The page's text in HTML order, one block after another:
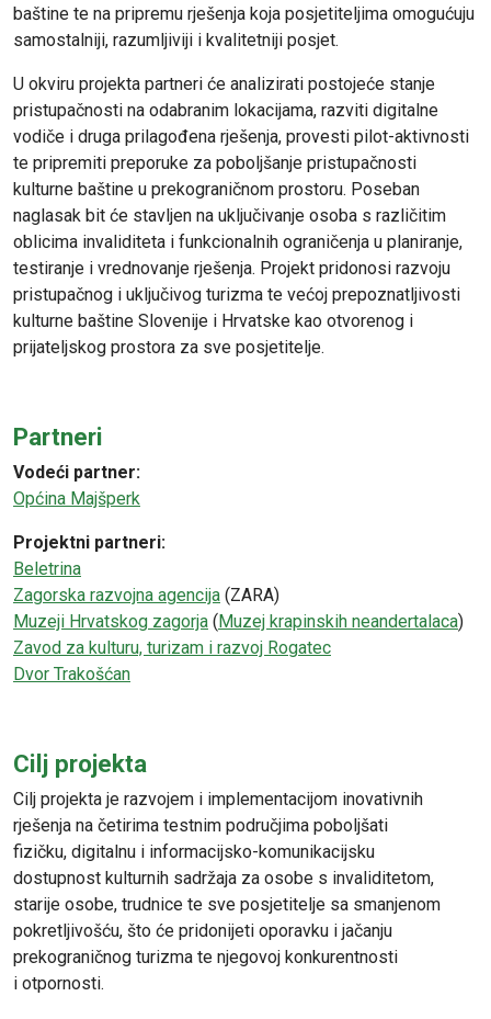
baštine te na pripremu rješenja koja posjetiteljima omogućuju
samostalniji, razumljiviji i kvalitetniji posjet.
U okviru projekta partneri će analizirati postojeće stanje
pristupačnosti na odabranim lokacijama, razviti digitalne
vodiče i druga prilagođena rješenja, provesti pilot-aktivnosti
te pripremiti preporuke za poboljšanje pristupačnosti
kulturne baštine u prekograničnom prostoru. Poseban
naglasak bit će stavljen na uključivanje osoba s različitim
oblicima invaliditeta i funkcionalnih ograničenja u planiranje,
testiranje i vrednovanje rješenja. Projekt pridonosi razvoju
pristupačnog i uključivog turizma te većoj prepoznatljivosti
kulturne baštine Slovenije i Hrvatske kao otvorenog i
prijateljskog prostora za sve posjetitelje.
Partneri
Vodeći partner:
Općina Majšperk
Projektni partneri:
Beletrina
Zagorska razvojna agencija (ZARA)
Muzeji Hrvatskog zagorja (Muzej krapinskih neandertalaca)
Zavod za kulturu, turizam i razvoj Rogatec
Dvor Trakošćan
Cilj projekta
Cilj projekta je razvojem i implementacijom inovativnih
rješenja na četirima testnim područjima poboljšati
fizičku, digitalnu i informacijsko-komunikacijsku
dostupnost kulturnih sadržaja za osobe s invaliditetom,
starije osobe, trudnice te sve posjetitelje sa smanjenom
pokretljivošću, što će pridonijeti oporavku i jačanju
prekograničnog turizma te njegovoj konkurentnosti
i otpornosti.